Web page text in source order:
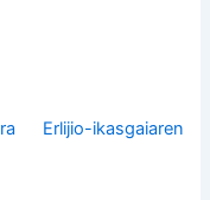
Erlijio-ikasgaiaren